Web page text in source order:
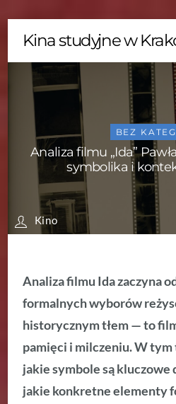
content
Kina studyjne w
Analiza filmu „Ida”
symbolika i
Kino
BEZ
Analiza filmu Ida zaczyna
formalnych wyborów
historycznym tłem — to
pamięci i milczeniu.W tym
jakie symbole są kluczowe
jakie konkretne elementy